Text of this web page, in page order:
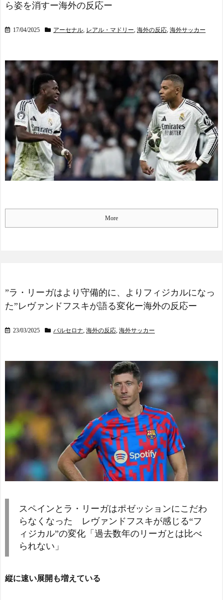
ら姿を消すー海外の反応ー
17/04/2025 アーセナル, レアル・マドリー, 海外の反応, 海外サッカー
More
”ラ・リーガはより守備的に、よりフィジカルになっ
た”レヴァンドフスキが語る変化ー海外の反応ー
23/03/2025 バルセロナ 海外の反応 海外サッカー
スペインとラ・リーガはポゼッションにこだわ
らなくなった レヴァンドフスキが感じる“フ
ィジカル”の変化「過去数年のリーガとは比べ
られない」
縦に速い展開も増えている